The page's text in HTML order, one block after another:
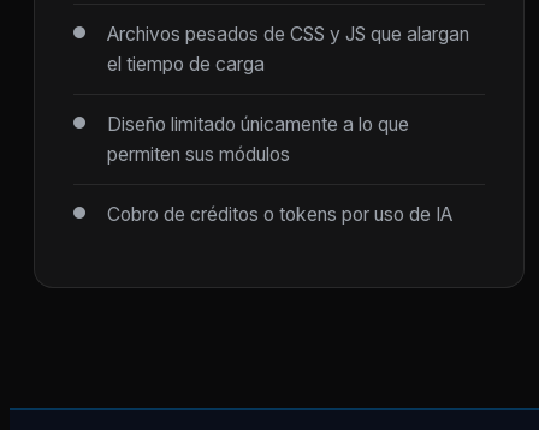
Archivos pesados de CSS y JS que alargan
el tiempo de carga
Diseño limitado únicamente a lo que
permiten sus módulos
Cobro de créditos o tokens por uso de IA